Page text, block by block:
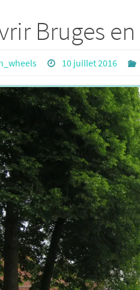
Bruges
10 juillet 2016